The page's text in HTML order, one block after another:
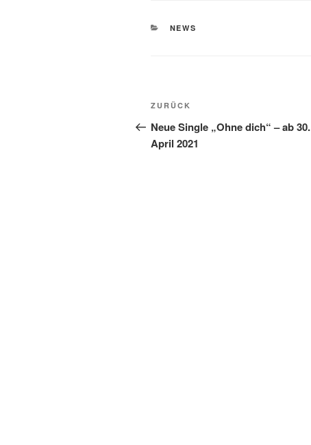
KATEGORIEN
NEWS
Beitragsnavigation
Vorheriger
Beitrag
ZURÜCK
Neue Single „Ohne dich“ – ab 30.
April 2021